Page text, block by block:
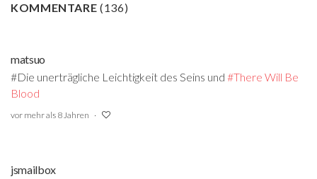
KOMMENTARE(136)
matsuo
#Die unerträgliche Leichtigkeit des Seins und #There Will Be
Blood
vor mehr als 8 Jahren
jsmailbox